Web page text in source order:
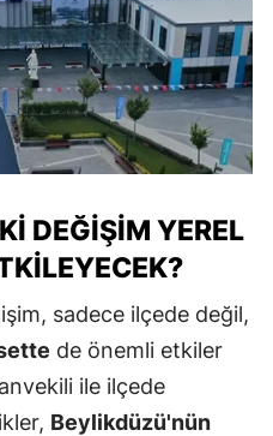
DEĞIŞIM YEREL
sadece ilçede değil,
de önemli etkiler
ile ilçede
Beylikdüzü'nün